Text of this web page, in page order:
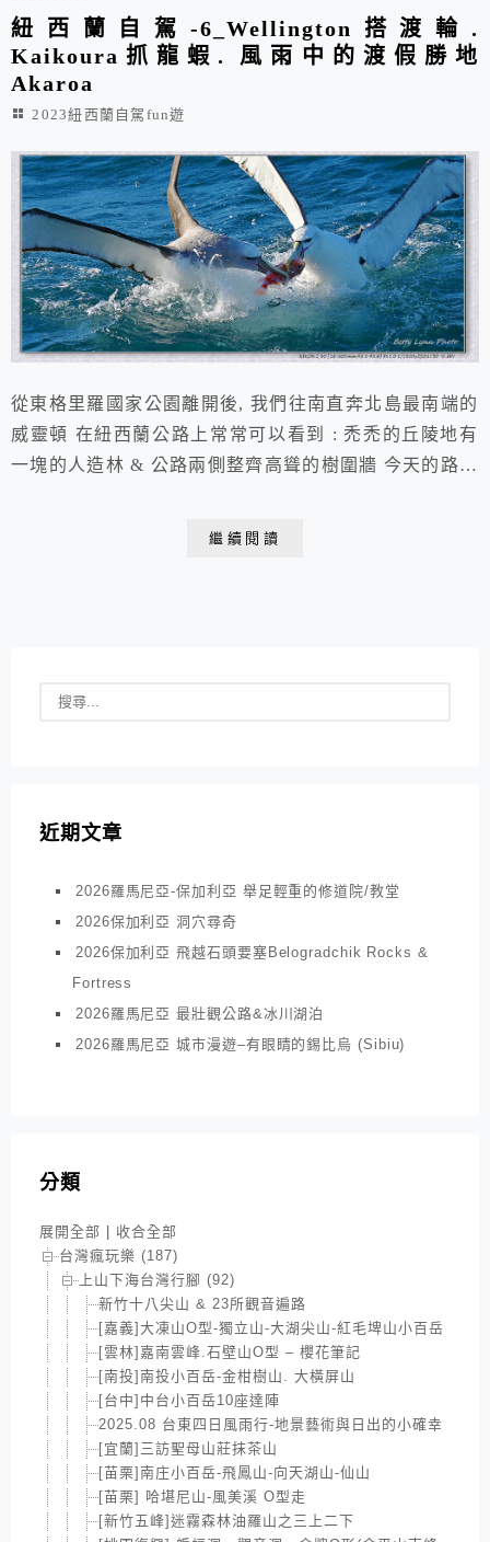
紐西蘭自駕-6_Wellington搭渡輪.
Kaikoura抓龍蝦. 風雨中的渡假勝地
Akaroa
2023紐西蘭自駕fun遊
從東格里羅國家公園離開後, 我們往南直奔北島最南端的
威靈頓 在紐西蘭公路上常常可以看到 : 禿禿的丘陵地有
一塊的人造林 & 公路兩側整齊高聳的樹圍牆 今天的路程
的一天(本來我想說就是從台北到嘉義台南, 不難! 但其實
繼續閱讀
近期文章
2026羅馬尼亞-保加利亞 舉足輕重的修道院/教堂
2026保加利亞 洞穴尋奇
2026保加利亞 飛越石頭要塞Belogradchik Rocks &
Fortress
2026羅馬尼亞 最壯觀公路&冰川湖泊
2026羅馬尼亞 城市漫遊–有眼睛的錫比烏 (Sibiu)
分類
展開全部
收合全部
台灣瘋玩樂 (187)
上山下海台灣行腳 (92)
新竹十八尖山 & 23所觀音遍路
[嘉義]大凍山O型-獨立山-大湖尖山-紅毛埤山小百岳
[雲林]嘉南雲峰.石壁山O型 – 櫻花筆記
[南投]南投小百岳-金柑樹山. 大橫屏山
[台中]中台小百岳10座達陣
2025.08 台東四日風雨行-地景藝術與日出的小確幸
[宜蘭]三訪聖母山莊抹茶山
[苗栗]南庄小百岳-飛鳳山-向天湖山-仙山
[苗栗] 哈堪尼山-風美溪 O型走
[新竹五峰]迷霧森林油羅山之三上二下